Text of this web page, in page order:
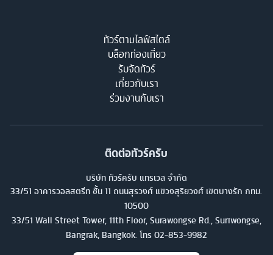
ทัวร์ตามไลฟ์สไตล์
บล็อกท่องเที่ยว
รับจัดทัวร์
เกี่ยวกับเรา
ร่วมงานกับเรา
ติดต่อทัวร์ครับ
บริษัท ทัวร์ครับ แทรเวล จำกัด
33/51 อาคารวอลสตรีท ชั้น 11 ถนนสุรวงศ์ แขวงสุริยวงศ์ เขตบางรัก กทม.
10500
33/51 Wall Street Tower, 11th Floor, Surawongse Rd., Suriwongse,
Bangrak, Bangkok. โทร 02-853-9982